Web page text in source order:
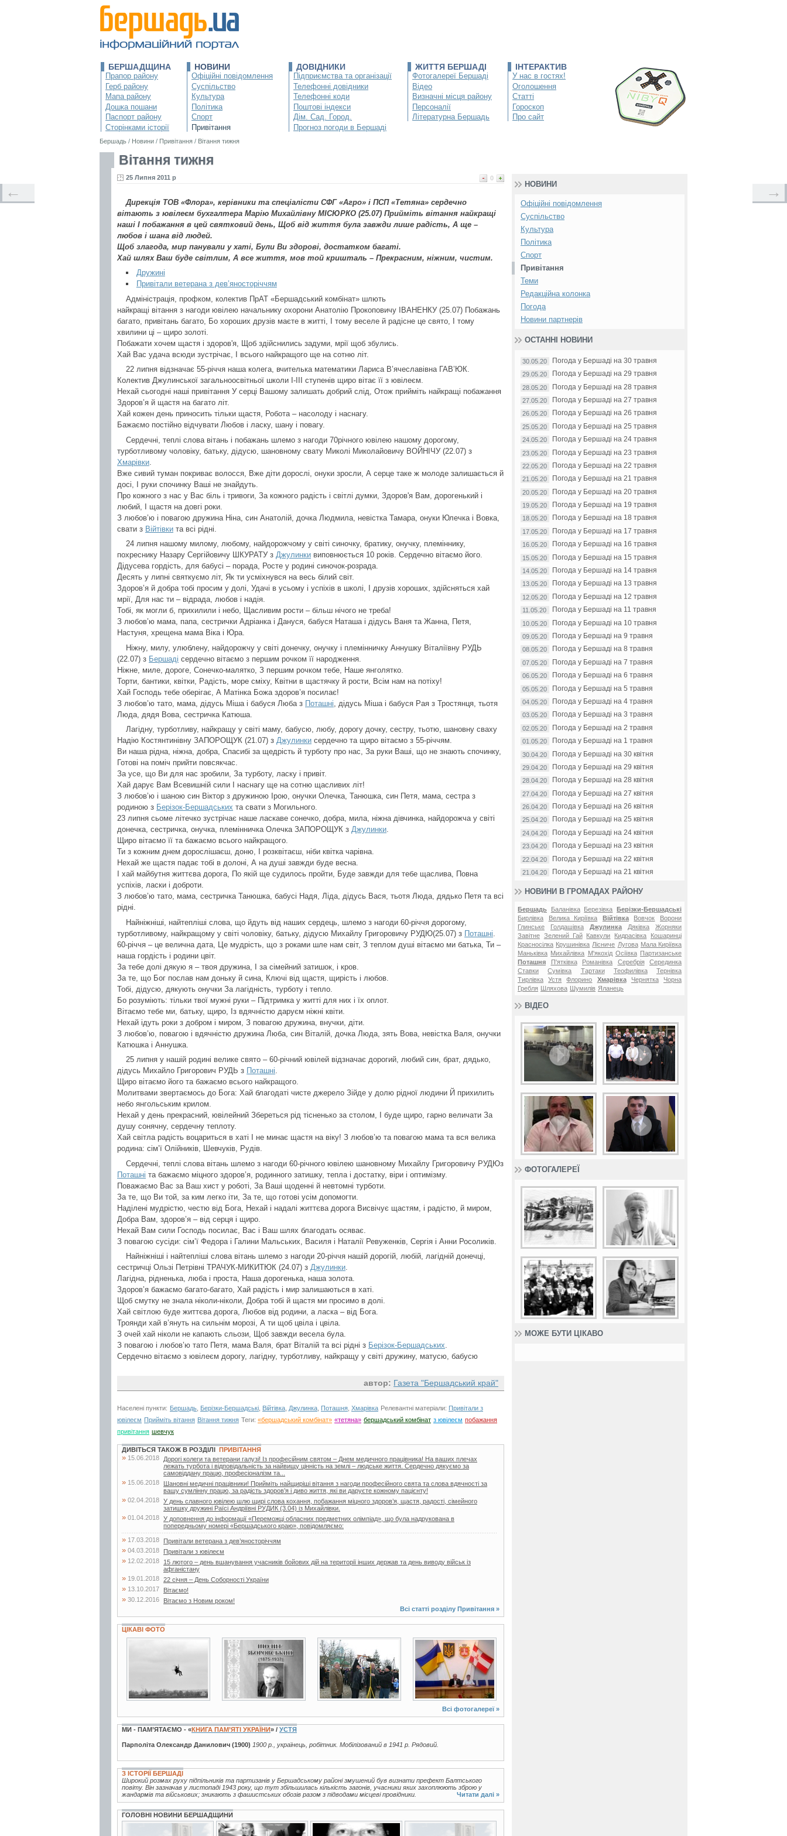
БЕРШАДЩИНА
Прапор району
Герб району
Мапа району
Дошка пошани
Паспорт району
Сторінками історії
НОВИНИ
Офіційні повідомлення
Суспільство
Культура
Політика
Спорт
Привітання
ДОВІДНИКИ
Підприємства та організації
Телефонні довідники
Телефонні коди
Поштові індекси
Дім. Сад. Город.
Прогноз погоди в Бершаді
ЖИТТЯ БЕРШАДІ
Фотогалереї Бершаді
Відео
Визначні місця району
Персоналії
Літературна Бершадь
ІНТЕРАКТИВ
У нас в гостях!
Оголошення
Статті
Гороскоп
Про сайт
Бершадь / Новини / Привітання / Вітання тижня
Вітання тижня
0
25 Липня 2011 р
Дирекція ТОВ «Флора», керівники та спеціалісти СФГ «Агро» і ПСП «Тетяна» сердечно
вітають з ювілеєм бухгалтера Марію Михайлівну МІСЮРКО (25.07) Прийміть вітання найкращі
наші І побажання в цей святковий день, Щоб від життя була завжди лише радість, А ще –
любов і шана від людей.
Щоб злагода, мир панували у хаті, Були Ви здорові, достатком багаті.
Хай шлях Ваш буде світлим, А все життя, мов той кришталь – Прекрасним, ніжним, чистим.
Дружині
Привітали ветерана з дев’яносторіччям
Адміністрація, профком, колектив ПрАТ «Бершадський комбінат» шлють
найкращі вітання з нагоди ювілею начальнику охорони Анатолію Прокоповичу ІВАНЕНКУ (25.07) Побажань
багато, привітань багато, Бо хороших друзів маєте в житті, І тому веселе й радісне це свято, І тому
хвилини ці – щиро золоті.
Побажати хочем щастя і здоров'я, Щоб здійснились задуми, мрії щоб збулись.
Хай Вас удача всюди зустрічає, І всього найкращого ще на сотню літ.
22 липня відзначає 55-річчя наша колега, вчителька математики Лариса В’ячеславівна ГАВ’ЮК.
Колектив Джулинської загальноосвітньої школи І-ІІІ ступенів щиро вітає її з ювілеєм.
Нехай сьогодні наші привітання У серці Вашому залишать добрий слід, Отож прийміть найкращі побажання
Здоров’я й щастя на багато літ.
Хай кожен день приносить тільки щастя, Робота – насолоду і наснагу.
Бажаємо постійно відчувати Любов і ласку, шану і повагу.
Сердечні, теплі слова вітань і побажань шлемо з нагоди 70річного ювілею нашому дорогому,
турботливому чоловіку, батьку, дідусю, шановному свату Миколі Миколайовичу ВОЙНІЧУ (22.07) з
Хмарівки
Вже сивий туман покриває волосся, Вже діти дорослі, онуки зросли, А серце таке ж молоде залишається й
досі, І руки спочинку Ваші не знайдуть.
Про кожного з нас у Вас біль і тривоги, За кожного радість і світлі думки, Здоров'я Вам, дорогенький і
любий, І щастя на довгі роки.
З любов’ю і повагою дружина Ніна, син Анатолій, дочка Людмила, невістка Тамара, онуки Юлечка і Вовка,
свати з Війтівки та всі рідні.
24 липня нашому милому, любому, найдорожчому у світі синочку, братику, онучку, племіннику,
похреснику Назару Сергійовичу ШКУРАТУ з Джулинки виповнюється 10 років. Сердечно вітаємо його.
Дідусева гордість, для бабусі – порада, Росте у родині синочок-розрада.
Десять у липні святкуємо літ, Як ти усміхнувся на весь білий світ.
Здоров’я й добра тобі просим у долі, Удачі в усьому і успіхів в школі, І друзів хороших, здійсняться хай
мрії, Для нас ти – відрада, любов і надія.
Тобі, як могли б, прихилили і небо, Щасливим рости – більш нічого не треба!
З любов’ю мама, папа, сестрички Адріанка і Дануся, бабуся Наташа і дідусь Ваня та Жанна, Петя,
Настуня, хрещена мама Віка і Юра.
Ніжну, милу, улюблену, найдорожчу у світі донечку, онучку і племінничку Аннушку Віталіївну РУДЬ
(22.07) з Бершаді сердечно вітаємо з першим рочком її народження.
Ніжне, миле, дороге, Сонечко-малятко, З першим рочком тебе, Наше янголятко.
Торти, бантики, квітки, Радість, море сміху, Квітни в щастячку й рости, Всім нам на потіху!
Хай Господь тебе оберігає, А Матінка Божа здоров’я посилає!
З любов’ю тато, мама, дідусь Міша і бабуся Люба з Поташні , дідусь Міша і бабуся Рая з Тростянця, тьотя
Люда, дядя Вова, сестричка Катюша.
Лагідну, турботливу, найкращу у світі маму, бабусю, любу, дорогу дочку, сестру, тьотю, шановну сваху
Надію Костянтинівну ЗАПОРОЩУК (21.07) з Джулинки сердечно та щиро вітаємо з 55-річчям.
Ви наша рідна, ніжна, добра, Спасибі за щедрість й турботу про нас, За руки Ваші, що не знають спочинку,
Готові на поміч прийти повсякчас.
За усе, що Ви для нас зробили, За турботу, ласку і привіт.
Хай дарує Вам Всевишній сили І наснагу ще на сотню щасливих літ!
З любов’ю і шаною син Віктор з дружиною Ірою, онучки Олечка, Танюшка, син Петя, мама, сестра з
родиною з Берізок-Бершадських та свати з Могильного.
23 липня сьоме літечко зустрічає наше ласкаве сонечко, добра, мила, ніжна дівчинка, найдорожча у світі
донечка, сестричка, онучка, племінничка Олечка ЗАПОРОЩУК з Джулинки.
Щиро вітаємо її та бажаємо всього найкращого.
Ти з кожним днем дорослішаєш, доню, І розквітаєш, ніби квітка чарівна.
Нехай же щастя падає тобі в долоні, А на душі завжди буде весна.
І хай майбутня життєва дорога, По якій ще судилось пройти, Буде завжди для тебе щаслива, Повна
успіхів, ласки і доброти.
З любов’ю тато, мама, сестричка Танюшка, бабусі Надя, Ліда, дідусь Вася, тьотя Люда, дядько Петя та всі
рідні.
Найніжніші, найтепліші слова, що йдуть від наших сердець, шлемо з нагоди 60-річчя дорогому,
турботливому, найкращому у світі чоловіку, батьку, дідусю Михайлу Григоровичу РУДЮ(25.07) з Поташні
60-річчя – це велична дата, Це мудрість, що з роками шле нам світ, З теплом душі вітаємо ми батька, Ти –
наша гордість і родини цвіт.
За тебе долі дякую я – твоя дружина, І за сімейний затишок, і кров.
За те, що Бог послав нам доньку й сина, Ключі від щастя, щирість і любов.
Тобі, дідусю, дякують онучки За лагідність, турботу і тепло.
Бо розуміють: тільки твої мужні руки – Підтримка у житті для них і їх оплот.
Вітаємо тебе ми, батьку, щиро, Із вдячністю даруєм ніжні квіти.
Нехай ідуть роки з добром і миром, З повагою дружина, внучки, діти.
З любов’ю, повагою і вдячністю дружина Люба, син Віталій, дочка Люда, зять Вова, невістка Валя, онучки
Катюшка і Аннушка.
25 липня у нашій родині велике свято – 60-річний ювілей відзначає дорогий, любий син, брат, дядько,
дідусь Михайло Григорович РУДЬ з Поташні.
Щиро вітаємо його та бажаємо всього найкращого.
Молитвами звертаємось до Бога: Хай благодаті чисте джерело Зійде у долю рідної людини Й прихилить
небо янгольським крилом.
Нехай у день прекрасний, ювілейний Збереться рід тісненько за столом, І буде щиро, гарно величати За
душу сонячну, сердечну теплоту.
Хай світла радість воцариться в хаті І не минає щастя на віку! З любов’ю та повагою мама та вся велика
родина: сім’ї Олійників, Шевчуків, Рудів.
Сердечні, теплі слова вітань шлемо з нагоди 60-річного ювілею шановному Михайлу Григоровичу РУДЮз
Поташні та бажаємо міцного здоров’я, родинного затишку, тепла і достатку, віри і оптимізму.
Поважаємо Вас за Ваш хист у роботі, За Ваші щоденні й невтомні турботи.
За те, що Ви той, за ким легко іти, За те, що готові усім допомогти.
Наділені мудрістю, честю від Бога, Нехай і надалі життєва дорога Висвічує щастям, і радістю, й миром,
Добра Вам, здоров’я – від серця і щиро.
Нехай Вам сили Господь посилає, Вас і Ваш шлях благодать осяває.
З повагою сусіди: сім’ї Федора і Галини Мальських, Василя і Наталії Ревуженків, Сергія і Анни Росоликів.
Найніжніші і найтепліші слова вітань шлемо з нагоди 20-річчя нашій дорогій, любій, лагідній донечці,
сестричці Ользі Петрівні ТРАЧУК-МИКИТЮК (24.07) з Джулинки.
Лагідна, рідненька, люба і проста, Наша дорогенька, наша золота.
Здоров’я бажаємо багато-багато, Хай радість і мир залишаються в хаті.
Щоб смутку не знала ніколи-ніколи, Добра тобі й щастя ми просимо в долі.
Хай світлою буде життєва дорога, Любов від родини, а ласка – від Бога.
Троянди хай в’януть на сильнім морозі, А ти щоб цвіла і цвіла.
З очей хай ніколи не капають сльози, Щоб завжди весела була.
З повагою і любов’ю тато Петя, мама Валя, брат Віталій та всі рідні з Берізок-Бершадських.
Сердечно вітаємо з ювілеєм дорогу, лагідну, турботливу, найкращу у світі дружину, матусю, бабусю
автор: Газета "Бершадський край"
Населені пункти: Бершадь Берізки-Бершадські Війтівка Джулинка Поташня Хмарівка Релевантні матеріали: Привітали з
ювілеєм Прийміть вітання Вітання тижня Теги: «бершадський комбінат» «тетяна» бершадський комбінат з ювілеєм побажання
привітання шевчук
← →
ДИВІТЬСЯ ТАКОЖ В РОЗДІЛІ ПРИВІТАННЯ
» 15.06.2018
Дорогі колеги та ветерани галузі! Із професійним святом – Днем медичного працівника! На ваших плечах
лежать турбота і відповідальність за найвищу цінність на землі – людське життя. Сердечно дякуємо за
самовіддану працю, професіоналізм та...
» 15.06.2018
Шановні медичні працівники! Прийміть найщиріші вітання з нагоди професійного свята та слова вдячності за
вашу сумлінну працю, за радість здоров’я і диво життя, які ви даруєте кожному пацієнту!
» 02.04.2018 У день славного ювілею шлю щирі слова кохання, побажання міцного здоров’я, щастя, радості, сімейного
затишку дружині Раїсі Андріївні РУДИК (3.04) із Михайлівки.
» 01.04.2018 У доповнення до інформації «Переможці обласних предметних олімпіад», що була надрукована в
попередньому номері «Бершадського краю», повідомляємо:
» 17.03.2018 Привітали ветерана з дев’яносторіччям
» 04.03.2018 Привітали з ювілеєм
» 12.02.2018
15 лютого – день вшанування учасників бойових дій на території інших держав та день виводу військ із
афганістану
» 19.01.2018 22 січня – День Соборності України
» 13.10.2017 Вітаємо!
» 30.12.2016
Вітаємо з Новим роком!
Всі статті розділу Привітання »
ЦІКАВІ ФОТО
3 фото 7 фото 6 фото
Всі фотогалереї »
МИ - ПАМ’ЯТАЄМО - «КНИГА ПАМ’ЯТІ УКРАЇНИ» / УСТЯ
Парполіта Олександр Данилович (1900) 1900 р., українець, робітник. Мобілізований в 1941 р. Рядовий.
З ІСТОРІЇ БЕРШАДІ
Широкий розмах руху підпільників та партизанів у Бершадському районі змушений був визнати префект Балтського
повіту. Він зазначав у листопаді 1943 року, що тут збільшилась кількість загонів, учасники яких захоплюють зброю у
жандармів та військових; зникають з фашистських обозів разом з підводами місцеві провідники.
Читати далі »
ГОЛОВНІ НОВИНИ БЕРШАДЩИНИ
НОВИНИ
Офіційні повідомлення
Суспільство
Культура
Політика
Спорт
Привітання
Теми
Редакційна колонка
Погода
Новини партнерів
ОСТАННІ НОВИНИ
30.05.20 Погода у Бершаді на 30 травня
29.05.20 Погода у Бершаді на 29 травня
28.05.20 Погода у Бершаді на 28 травня
27.05.20 Погода у Бершаді на 27 травня
26.05.20 Погода у Бершаді на 26 травня
25.05.20 Погода у Бершаді на 25 травня
24.05.20 Погода у Бершаді на 24 травня
23.05.20 Погода у Бершаді на 23 травня
22.05.20 Погода у Бершаді на 22 травня
21.05.20 Погода у Бершаді на 21 травня
20.05.20 Погода у Бершаді на 20 травня
19.05.20 Погода у Бершаді на 19 травня
18.05.20 Погода у Бершаді на 18 травня
17.05.20 Погода у Бершаді на 17 травня
16.05.20 Погода у Бершаді на 16 травня
15.05.20 Погода у Бершаді на 15 травня
14.05.20 Погода у Бершаді на 14 травня
13.05.20 Погода у Бершаді на 13 травня
12.05.20 Погода у Бершаді на 12 травня
11.05.20 Погода у Бершаді на 11 травня
10.05.20 Погода у Бершаді на 10 травня
09.05.20 Погода у Бершаді на 9 травня
08.05.20 Погода у Бершаді на 8 травня
07.05.20 Погода у Бершаді на 7 травня
06.05.20 Погода у Бершаді на 6 травня
05.05.20 Погода у Бершаді на 5 травня
04.05.20 Погода у Бершаді на 4 травня
03.05.20 Погода у Бершаді на 3 травня
02.05.20 Погода у Бершаді на 2 травня
01.05.20 Погода у Бершаді на 1 травня
30.04.20 Погода у Бершаді на 30 квітня
29.04.20 Погода у Бершаді на 29 квітня
28.04.20 Погода у Бершаді на 28 квітня
27.04.20 Погода у Бершаді на 27 квітня
26.04.20 Погода у Бершаді на 26 квітня
25.04.20 Погода у Бершаді на 25 квітня
24.04.20 Погода у Бершаді на 24 квітня
23.04.20 Погода у Бершаді на 23 квітня
22.04.20 Погода у Бершаді на 22 квітня
21.04.20 Погода у Бершаді на 21 квітня
НОВИНИ В ГРОМАДАХ РАЙОНУ
Бершадь Баланівка Березівка
Берізки-Бершадські
Бирлівка
Велика Киріївка Війтівка Вовчок
Ворони
Глинське
Голдашівка Джулинка Дяківка
Жорняки
Завітне Зелений Гай Кавкули Кидрасівка
Кошаринці
Красносілка Крушинівка Лісниче Лугова Мала Киріївка
Маньківка Михайлівка М'якохід Осіївка
Партизанське
Поташня
П'ятківка Романівка Серебрія
Серединка
Ставки
Сумівка Тартаки Теофилівка
Тернівка
Тирлівка
Устя Флорино Хмарівка Чернятка
Чорна
Гребля Шляхова Шумилів Яланець
ВІДЕО
ФОТОГАЛЕРЕЇ
МОЖЕ БУТИ ЦІКАВО